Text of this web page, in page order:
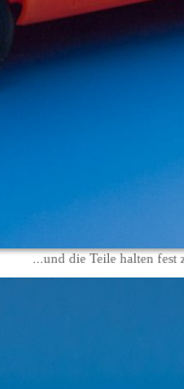
...und die Teile halten fest